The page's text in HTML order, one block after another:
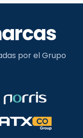
por el Grupo